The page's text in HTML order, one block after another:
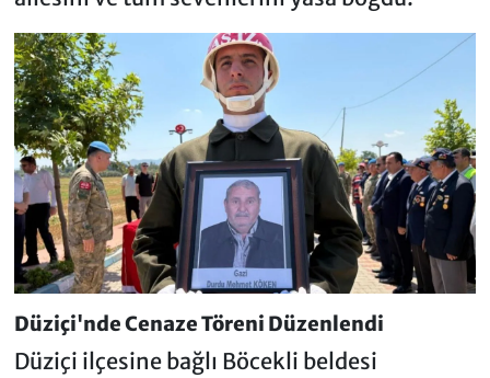
Düziçi'nde Cenaze Töreni Düzenlendi
Düziçi ilçesine bağlı Böcekli beldesi